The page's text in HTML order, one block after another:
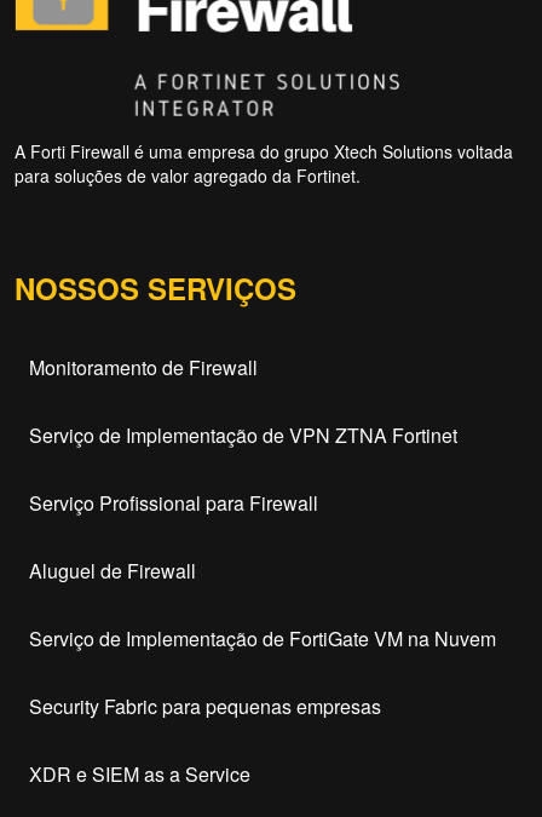
A Forti Firewall é uma empresa do grupo Xtech Solutions voltada
para soluções de valor agregado da Fortinet.
NOSSOS SERVIÇOS
Monitoramento de Firewall
Serviço de Implementação de VPN ZTNA Fortinet
Serviço Profissional para Firewall
Aluguel de Firewall
Serviço de Implementação de FortiGate VM na Nuvem
Security Fabric para pequenas empresas
XDR e SIEM as a Service